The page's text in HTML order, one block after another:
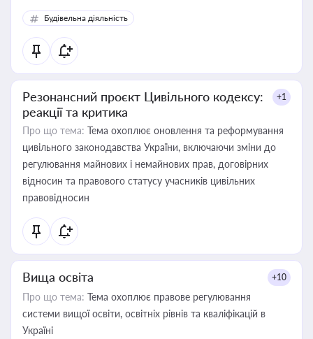
Будівельна діяльність
Резонансний проєкт Цивільного кодексу:
реакції та критика
+1
Про що тема: Тема охоплює оновлення та реформування
цивільного законодавства України, включаючи зміни до
регулювання майнових і немайнових прав, договірних
відносин та правового статусу учасників цивільних
правовідносин
Вища освіта +10
Про що тема: Тема охоплює правове регулювання
системи вищої освіти, освітніх рівнів та кваліфікацій в
Україні